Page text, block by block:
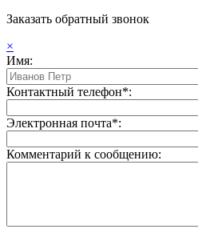
Заказать обратный звонок
×
Имя:
Контактный телефон*:
Электронная почта*:
Комментарий к сообщению: